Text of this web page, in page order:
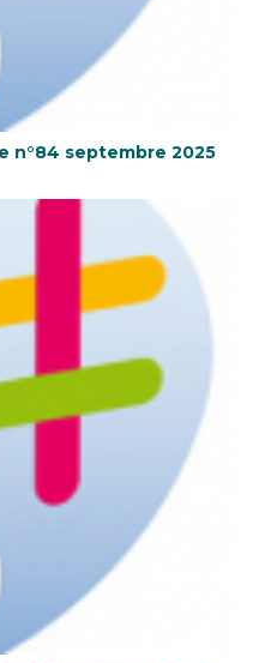
n°84 septembre 2025